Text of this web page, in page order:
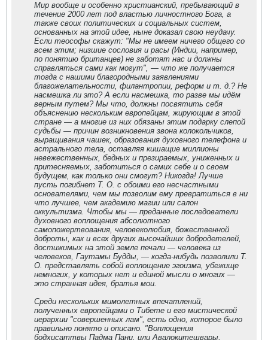
Мир вообще и особенно христианский, пребывающий в
течение 2000 лет под властью личностного Бога, а
также своих политических и социальных систем,
основанных на этой идее, ныне доказал свою неудачу.
Если теософы скажут: "Мы не имеем ничего общего со
всем этим; низшие сословия и расы (Индии, например,
по понятию британцев) не заботят нас и должны
справляться сами как могут", — что же получается
тогда с нашими благородными заявлениями
благожелательности, филантропии, реформ и т. д.? Не
насмешка ли это? А если насмешка, то разве мы идём
верным путем? Мы что, должны посвятить себя
объяснению нескольким европейцам, жирующим в этой
стране — а многие из них обязаны этим подарку слепой
судьбы — причин возникновения звона колокольчиков,
выращивания чашек, образования духовного телефона и
астрального тела, оставляя кишащие миллионы
невежественных, бедных и презираемых, униженных и
притесняемых, заботиться о самих себе и о своем
будущем, как только они смогут? Никогда! Лучше
пусть погибнет Т. О. с обоими его несчастными
основателями, чем мы позволим ему превратиться в ни
что лучшее, чем академию магии или салон
оккультизма. Чтобы мы — преданные последователи
духовного воплощения абсолютного
самопожертвования, человеколюбия, божественной
доброты, как и всех других высочайших добродетелей,
достижимых на этой земле печали — человека из
человеков, Гаутамы Будды, — когда-нибудь позволили Т.
О. представлять собой воплощение эгоизма, убежище
немногих, у которых нет и единой мысли о многих —
это странная идея, братья мои.
Среди нескольких мимолетных впечатлений,
полученных европейцами о Тибете и его мистической
иерархии "совершенных лам", есть одно, которое было
правильно понято и описано. "Воплощения
бодхисаттвы Падма Пани, или Авалокитешвары,